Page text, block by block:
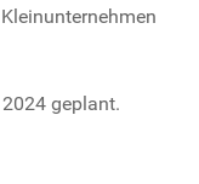
geplant.